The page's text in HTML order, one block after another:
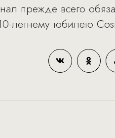
прежде всего
летнему юбилею